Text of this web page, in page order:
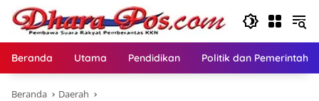
Langsung
konten
Beranda Utama Pendidikan Politik dan
Beranda Daerah